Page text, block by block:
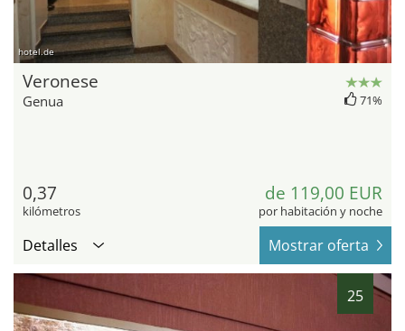
hotel.de
Veronese
Genua 71%
0,37
kilómetros
de 119,00 EUR
por habitación y noche
Detalles Mostrar oferta
25